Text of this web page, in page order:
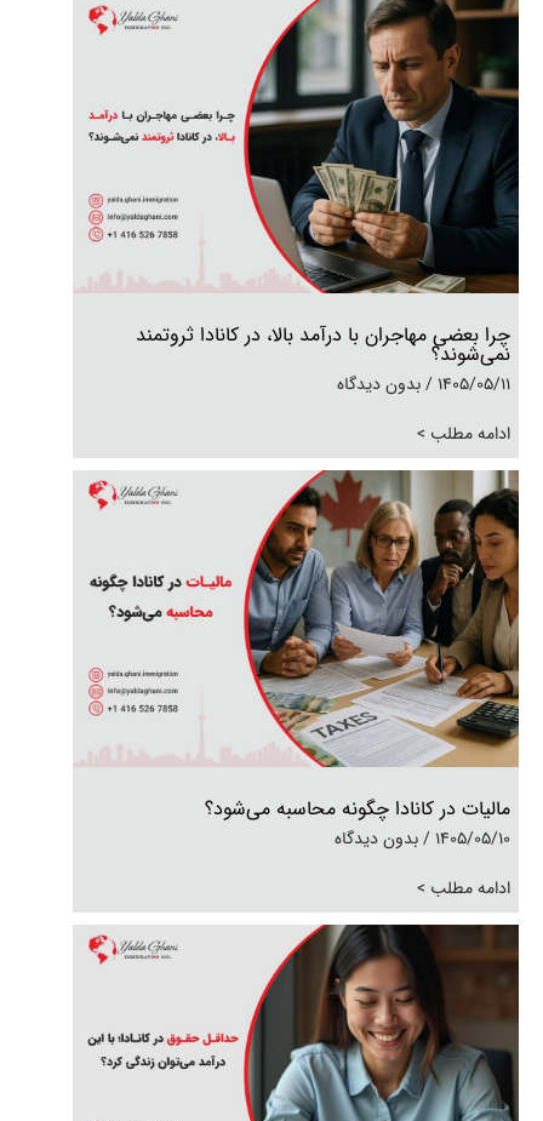
چرا بعضی مهاجران با درآمد بالا، در کانادا ثروتمند
نمی‌شوند؟
1405/05/11
بدون دیدگاه
ادامه مطلب >
مالیات در کانادا چگونه محاسبه می‌شود؟
1405/05/10
بدون دیدگاه
ادامه مطلب >